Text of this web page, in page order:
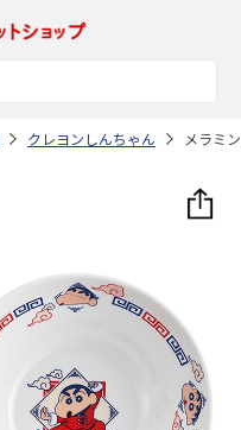
クレヨンしんちゃん メラミ